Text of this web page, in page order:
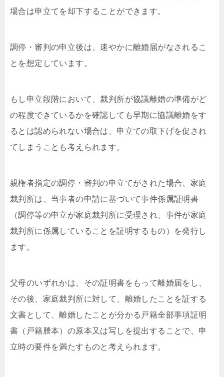
場合は申立てを却下することができます。
調停・審判の申立後は、速やかに離婚届がなされるこ
とを想定しています。
もし申立段階において、裁判所が協議離婚の準備がど
の程度できているかを確認しても早期に協議離婚をす
るとは認められない場合は、申立ての取下げを促され
てしまうことも考えられます。
親権者指定の調停・審判の申立てがされた場合、家庭
裁判所は、当事者の申請に基づいて事件係属証明書
（調停等の申立が家庭裁判所に受理され、事件が家庭
裁判所に係属していることを証明するもの）を発行し
ます。
父母のいずれかは、その証明書をもって離婚届をし、
その後、家庭裁判所に対して、離婚したことを証する
文書として、離婚したことが分かる戸籍全部事項証明
書（戸籍謄本）の原本又は写しを提出することで、申
立時の要件を満たすものと考えられます。